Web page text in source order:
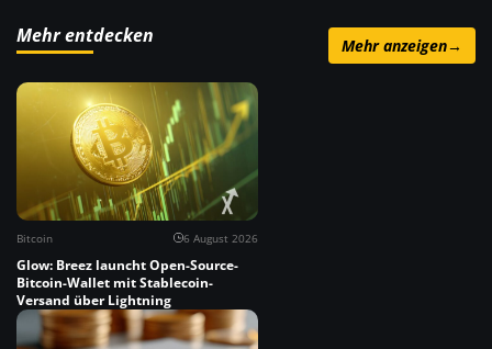
Mehr entdecken Mehr anzeigen→
Bitcoin 6 August 2026
Glow: Breez launcht Open-Source-
Bitcoin-Wallet mit Stablecoin-
Versand über Lightning